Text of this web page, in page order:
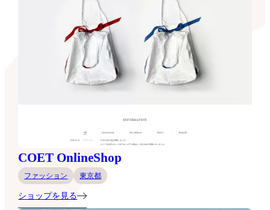
COET OnlineShop
ファッション 東京都
ショップを見る